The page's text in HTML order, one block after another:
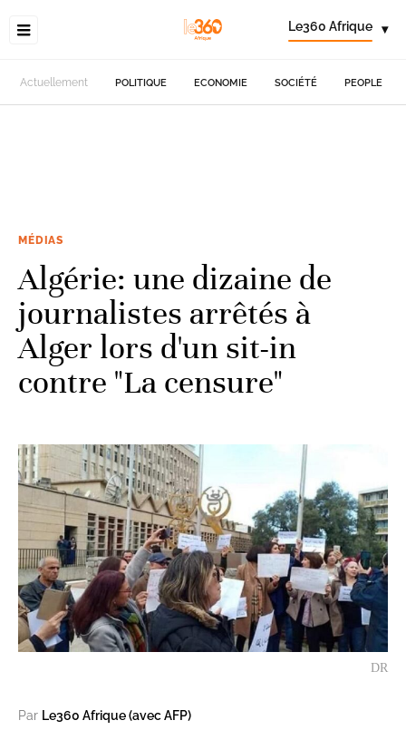
Le360 Afrique ▾
Actuellement POLITIQUE ECONOMIE SOCIÉTÉ PEOPLE
MÉDIAS
Algérie: une dizaine de
journalistes arrêtés à
Alger lors d'un sit-in
contre "La censure"
DR
Par Le360 Afrique (avec AFP)